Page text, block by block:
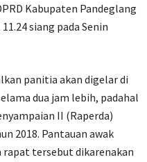
Kabupaten Pandeglang
siang pada Senin
panitia akan digelar di
dua jam lebih, padahal
II (Raperda)
2018. Pantauan awak
rapat tersebut dikarenakan